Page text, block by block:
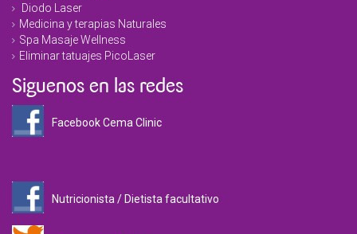
Diodo Laser
Medicina y terapias Naturales
Spa Masaje Wellness
Eliminar tatuajes PicoLaser
Siguenos en las redes
Facebook Cema Clinic
Nutricionista / Dietista facultativo